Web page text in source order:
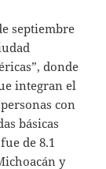
septiembre
donde
integran el
con
básicas
de 8.1
y